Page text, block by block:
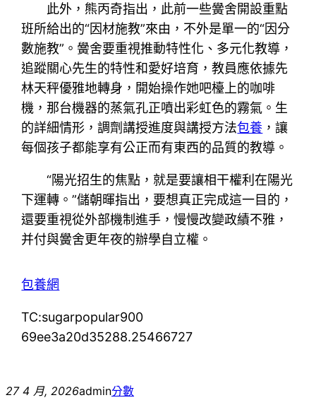
此外，熊丙奇指出，此前一些黌舍開設重點
班所給出的“因材施教”來由，不外是單一的“因分
數施教”。黌舍要重視推動特性化、多元化教導，
追蹤關心先生的特性和愛好培育，教員應依據先
林天秤優雅地轉身，開始操作她吧檯上的咖啡
機，那台機器的蒸氣孔正噴出彩虹色的霧氣。生
的詳細情形，調劑講授進度與講授方法包養 ，讓
每個孩子都能享有公正而有東西的品質的教導。
“陽光招生的焦點，就是要讓相干權利在陽光
下運轉。”儲朝暉指出，要想真正完成這一目的，
還要重視從外部機制進手，慢慢改變政績不雅，
并付與黌舍更年夜的辦學自立權。
包養網
TC:sugarpopular900
69ee3a20d35288.25466727
27 4 月, 2026admin分數